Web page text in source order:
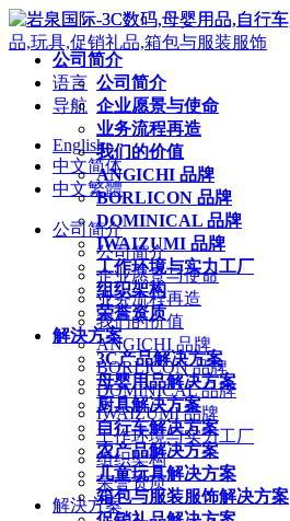
公司简介
公司简介
企业愿景与使命
业务流程再造
我们的价值
ANGICHI 品牌
BORLICON 品牌
DOMINICAL 品牌
IWAIZUMI 品牌
工作环境与实力工厂
组织架构
荣誉资质
解決方案
3C产品解决方案
母婴用品解决方案
厨具解决方案
自行车解决方案
农产品解决方案
儿童玩具解决方案
箱包与服装服饰解决方案
语言
导航
English
中文简体
中文繁體
公司简介
公司简介
企业愿景与使命
业务流程再造
我们的价值
ANGICHI 品牌
BORLICON 品牌
DOMINICAL 品牌
IWAIZUMI 品牌
工作环境与实力工厂
组织架构
荣誉资质
解決方案